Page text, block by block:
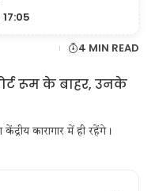
4 MIN READ
कारागार में ही रहेंगे।